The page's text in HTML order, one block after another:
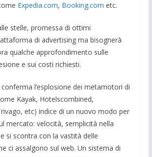
Expedia.com, Booking.com etc.
stelle, promessa di ottimi
di advertising ma bisognerà
qualche approfondimento sulle
e sui costi richiesti.
l’esplosione dei metamotori di
Kayak, Hotelscombined,
etc) indice di un nuovo modo per
mercato: velocità, semplicità nella
si scontra con la vastità delle
ci assalgono sul web. Un sistema di